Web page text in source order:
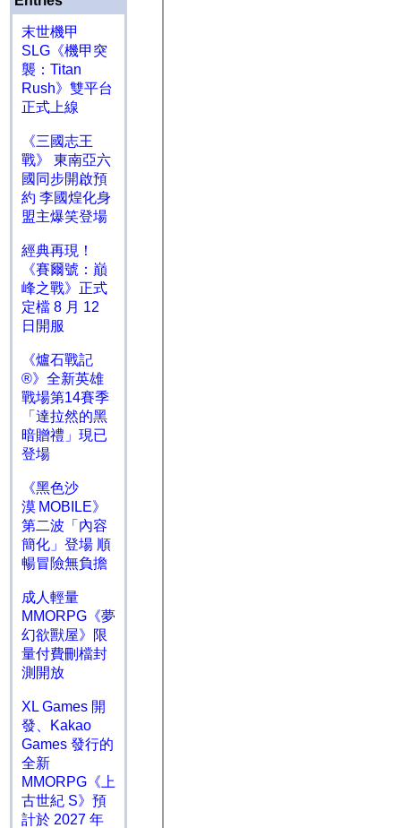
末世機甲
SLG《機甲突
襲：Titan
Rush》雙平台
正式上線
《三國志王
戰》 東南亞六
國同步開啟預
約 李國煌化身
盟主爆笑登場
經典再現！
《賽爾號：巔
峰之戰》正式
定檔 8 月 12
日開服
《爐石戰記
®》全新英雄
戰場第14賽季
「達拉然的黑
暗贈禮」現已
登場
《黑色沙
漠 MOBILE》
第二波「內容
簡化」登場 順
暢冒險無負擔
成人輕量
MMORPG《夢
幻欲獸屋》限
量付費刪檔封
測開放
XL Games 開
發、Kakao
Games 發行的
全新
MMORPG《上
古世紀 S》預
計於 2027 年